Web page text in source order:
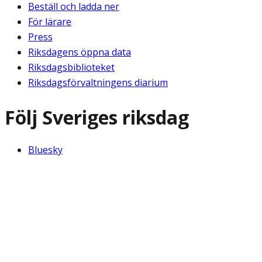
Beställ och ladda ner
För lärare
Press
Riksdagens öppna data
Riksdagsbiblioteket
Riksdagsförvaltningens diarium
Följ Sveriges riksdag
Bluesky